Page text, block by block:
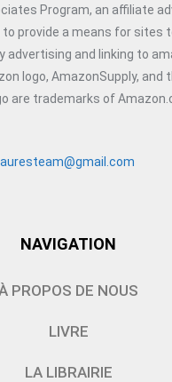
Program, an affiliate
provide a means for sites
advertising and linking to
logo, AmazonSupply, and
are trademarks of
NAVIGATION
PROPOS DE NOUS
LIVRE
LA LIBRAIRIE